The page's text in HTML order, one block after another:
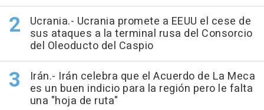
Ucrania.- Ucrania promete a EEUU el cese de
sus ataques a la terminal rusa del Consorcio
del Oleoducto del Caspio
Irán.- Irán celebra que el Acuerdo de La Meca
es un buen indicio para la región pero le falta
una "hoja de ruta"